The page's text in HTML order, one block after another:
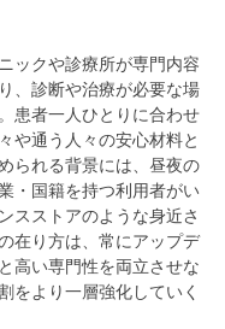
ックや診療所が専門内容
、診断や治療が必要な場
患者一人ひとりに合わせ
や通う人々の安心材料と
られる背景には、昼夜の
・国籍を持つ利用者がい
スストアのような身近さ
在り方は、常にアップデ
高い専門性を両立させな
をより一層強化していく